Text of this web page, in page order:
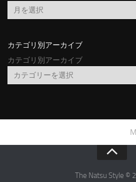
カテゴリ別アーカイブ
カテゴリ別アーカイブ
The Natsu Style ©